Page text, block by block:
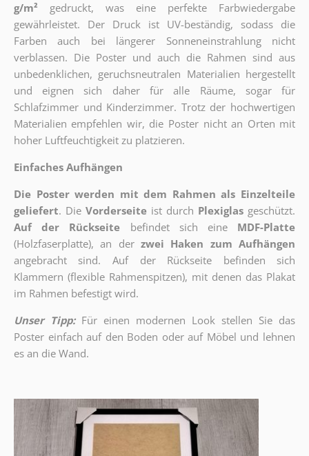
g/m²
gedruckt, was eine perfekte Farbwiedergabe
gewährleistet. Der Druck ist UV-beständig, sodass die
Farben auch bei längerer Sonneneinstrahlung nicht
verblassen. Die Poster und auch die Rahmen sind aus
unbedenklichen, geruchsneutralen Materialien hergestellt
und eignen sich daher für alle Räume, sogar für
Schlafzimmer und Kinderzimmer. Trotz der hochwertigen
Materialien empfehlen wir, die Poster nicht an Orten mit
hoher Luftfeuchtigkeit zu platzieren.
Einfaches Aufhängen
Die Poster werden mit dem Rahmen als Einzelteile
geliefert. Die Vorderseite ist durch Plexiglas geschützt.
Auf der Rückseite
befindet sich eine
MDF-Platte
(Holzfaserplatte), an der zwei Haken zum Aufhängen
angebracht sind.
Auf der Rückseite befinden sich
Klammern (flexible Rahmenspitzen), mit denen das Plakat
im Rahmen befestigt wird.
Unser Tipp: Für einen modernen Look stellen Sie das
Poster einfach auf den Boden oder auf Möbel und lehnen
es an die Wand.